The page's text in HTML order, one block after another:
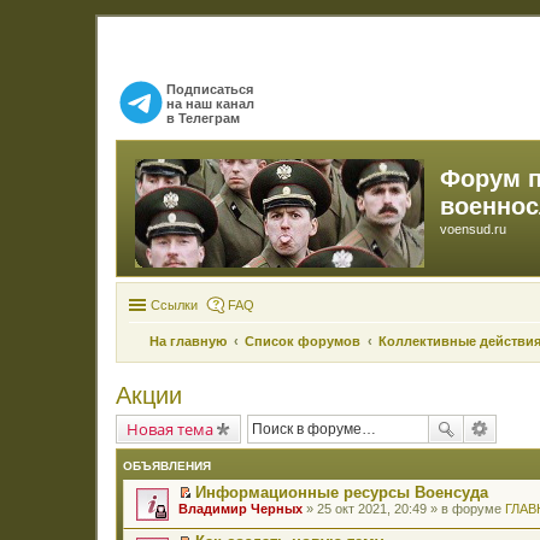
Подписаться
на наш канал
в Телеграм
Форум
voensud.ru
Ссылки FAQ
На главную Список форумов Коллективные
Акции
Новая тема
ОБЪЯВЛЕНИЯ
П
р
Информационные ресурсы Военсуда
Владимир Черных » 25 окт 2021, 20:49 » в форуме